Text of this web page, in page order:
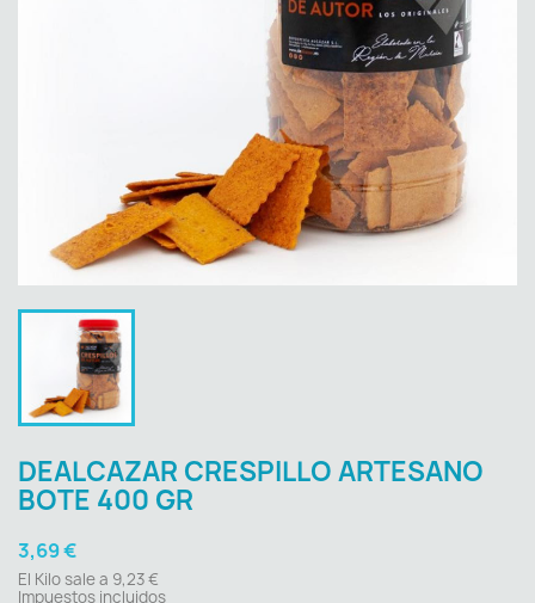
DEALCAZAR CRESPILLO ARTESANO
BOTE 400 GR
3,69 €
El Kilo sale a 9,23 €
Impuestos incluidos